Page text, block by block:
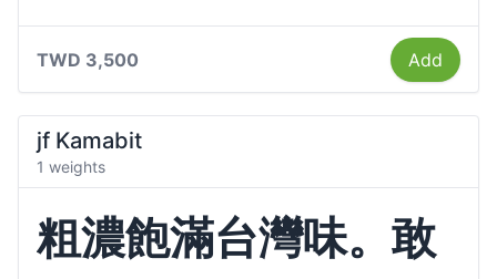
TWD 3,500 Add
jf Kamabit
1 weights
粗濃飽滿台灣味。敢